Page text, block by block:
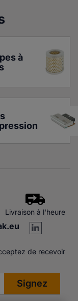
à
Livraison à l'heure
de recevoir